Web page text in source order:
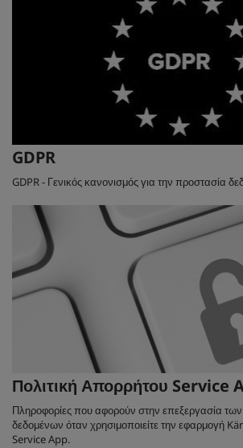
GDPR
GDPR - Γενικός κανονισμός για την προστασία
Πολιτική Απορρήτου Service
Πληροφορίες που αφορούν στην επεξεργασία
δεδομένων όταν χρησιμοποιείτε την εφαρμογή
Service App.